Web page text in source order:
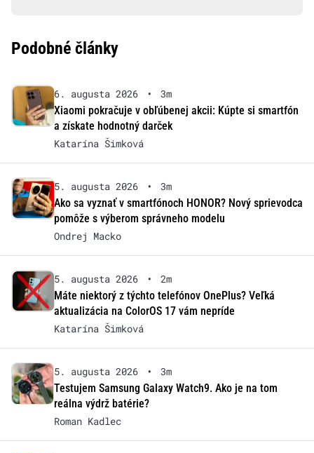
Podobné články
6. augusta 2026 •
3m
Xiaomi pokračuje v obľúbenej akcii: Kúpte si smartfón
a získate hodnotný darček
Katarína Šimková
5. augusta 2026 •
3m
Ako sa vyznať v smartfónoch HONOR? Nový sprievodca
pomôže s výberom správneho modelu
Ondrej Macko
5. augusta 2026 •
2m
Máte niektorý z týchto telefónov OnePlus? Veľká
aktualizácia na ColorOS 17 vám nepríde
Katarína Šimková
5. augusta 2026 •
3m
Testujem Samsung Galaxy Watch9. Ako je na tom
reálna výdrž batérie?
Roman Kadlec